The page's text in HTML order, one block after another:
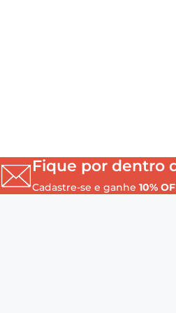
Fique por dentro
Cadastre-se e ganhe 10%